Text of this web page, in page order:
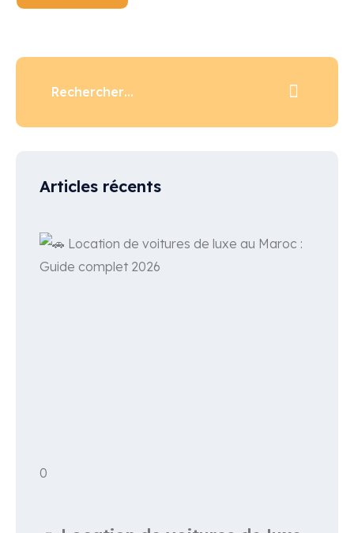
Articles récents
0